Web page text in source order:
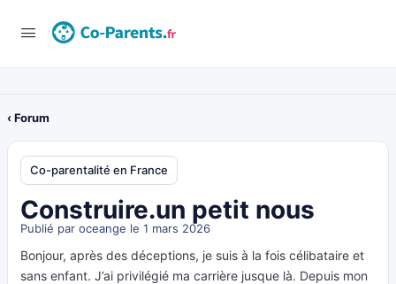
‹ Forum
Co-parentalité en France
Construire.un petit nous
Publié par oceange le 1 mars 2026
Bonjour, après des déceptions, je suis à la fois célibataire et
sans enfant. J’ai privilégié ma carrière jusque là. Depuis mon